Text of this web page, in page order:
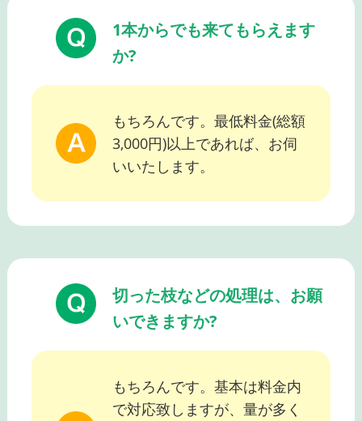
1本からでも来てもらえます
か?
もちろんです。最低料金(総額
3,000円)以上であれば、お伺
いいたします。
切った枝などの処理は、お願
いできますか?
もちろんです。基本は料金内
で対応致しますが、量が多く